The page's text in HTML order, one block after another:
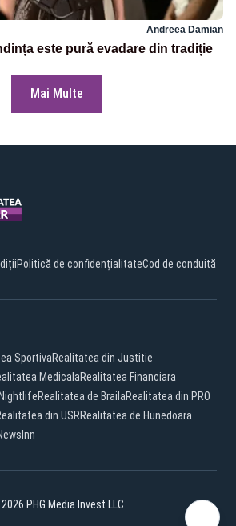
Andreea Damian
este pură evadare din tradiție
Mai Multe
Politică de confidențialitateCod de conduită
SportivaRealitatea din Justitie
MedicalaRealitatea Financiara
Realitatea de BrailaRealitatea din PRO
din USRRealitatea de Hunedoara
PHG Media Invest LLC